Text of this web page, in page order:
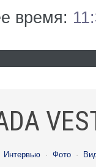
время:
Интервью · Фото ·